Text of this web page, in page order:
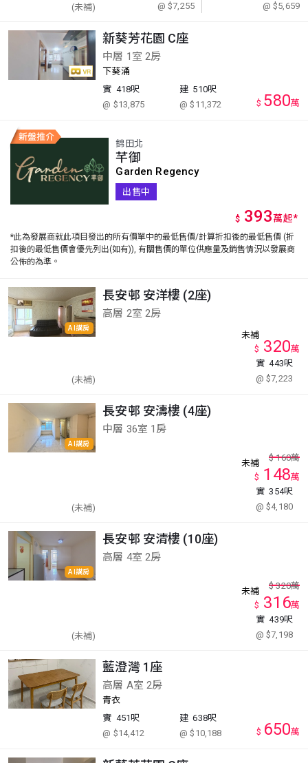
(未補)
@ $7,255
@ $5,659
新葵芳花園 C座
中層 1室 2房
下葵涌
實 418呎
@ $13,875
建 510呎
@ $11,372
$ 580萬
錦田北
芊御
Garden Regency
出售中
$ 393萬起*
*此為發展商就此項目發出的所有價單中的最低售價/計算折扣後的最低售價 (折
扣後的最低售價會優先列出(如有)), 有關售價的單位供應量及銷售情況以發展商
公佈的為準。
AI講房
(未補)
長安邨 安洋樓 (2座)
高層 2室 2房
實 443呎
@ $7,223
未補
$ 320萬
AI講房
(未補)
長安邨 安濤樓 (4座)
中層 36室 1房
實 354呎
@ $4,180
$ 160萬
未補
$ 148萬
AI講房
(未補)
長安邨 安清樓 (10座)
高層 4室 2房
實 439呎
@ $7,198
$ 320萬
未補
$ 316萬
藍澄灣 1座
高層 A室 2房
青衣
實 451呎
@ $14,412
建 638呎
@ $10,188
$ 650萬